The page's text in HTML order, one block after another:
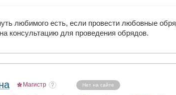
любимого есть, если провести любовные
консультацию для проведения обрядов.
Магистр Нет на сайте